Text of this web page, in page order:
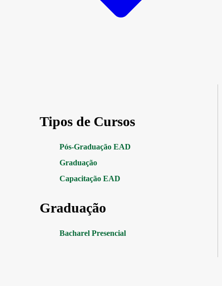
Tipos de Cursos
Pós-Graduação EAD
Graduação
Capacitação EAD
Graduação
Bacharel Presencial